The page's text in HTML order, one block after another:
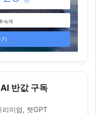
반값 구독
리미엄, 챗GPT